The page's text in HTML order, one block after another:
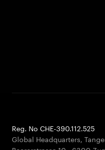
Reg. No CHE-390.112.525
Global Headquarters,